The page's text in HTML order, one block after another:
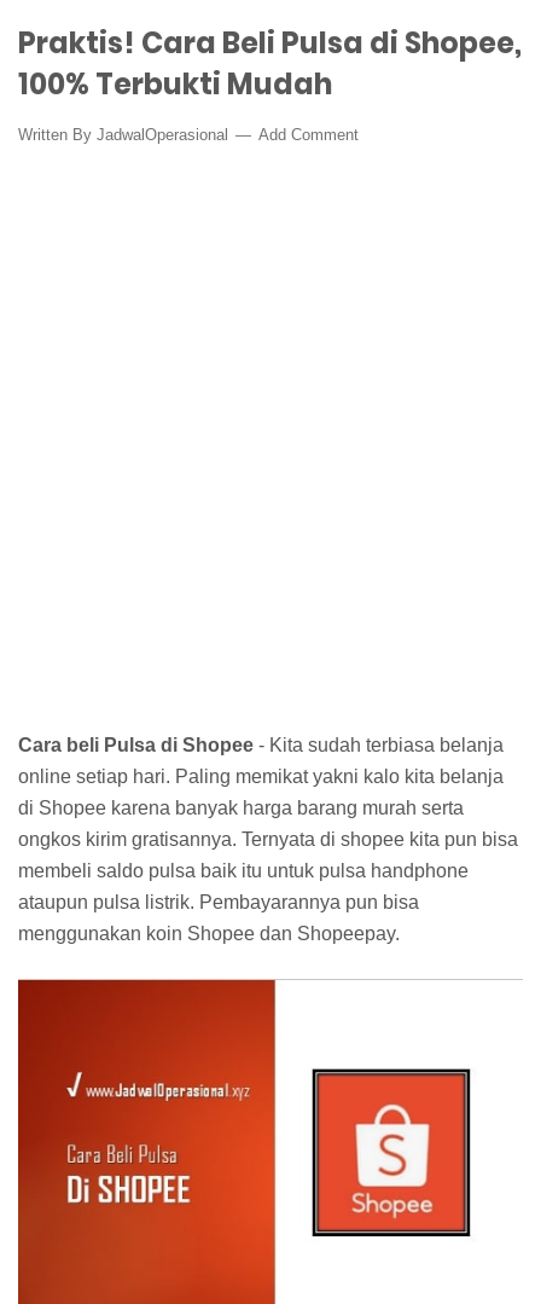
Praktis! Cara Beli Pulsa di Shopee,
100% Terbukti Mudah
Written By JadwalOperasional Add Comment
Cara beli Pulsa di Shopee - Kita sudah terbiasa belanja
online setiap hari. Paling memikat yakni kalo kita belanja
di Shopee karena banyak harga barang murah serta
ongkos kirim gratisannya. Ternyata di shopee kita pun bisa
membeli saldo pulsa baik itu untuk pulsa handphone
ataupun pulsa listrik. Pembayarannya pun bisa
menggunakan koin Shopee dan Shopeepay.